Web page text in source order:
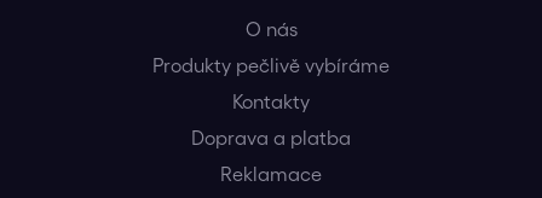
O nás
Produkty pečlivě vybíráme
Kontakty
Doprava a platba
Reklamace